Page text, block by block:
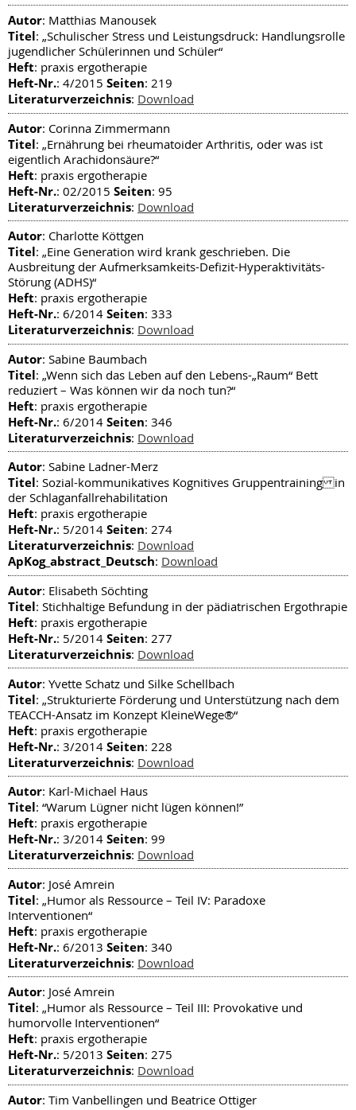
Autor: Matthias Manousek
Titel: „Schulischer Stress und Leistungsdruck: Handlungsrolle
jugendlicher Schülerinnen und Schüler“
Heft: praxis ergotherapie
Heft-Nr.: 4/2015 Seiten: 219
Literaturverzeichnis: Download
Autor: Corinna Zimmermann
Titel: „Ernährung bei rheumatoider Arthritis, oder was ist
eigentlich Arachidonsäure?“
Heft: praxis ergotherapie
Heft-Nr.: 02/2015 Seiten: 95
Literaturverzeichnis: Download
Autor: Charlotte Köttgen
Titel: „Eine Generation wird krank geschrieben. Die
Ausbreitung der Aufmerksamkeits-Defizit-Hyperaktivitäts-
Störung (ADHS)“
Heft: praxis ergotherapie
Heft-Nr.: 6/2014 Seiten: 333
Literaturverzeichnis: Download
Autor: Sabine Baumbach
Titel: „Wenn sich das Leben auf den Lebens-„Raum“ Bett
reduziert – Was können wir da noch tun?“
Heft: praxis ergotherapie
Heft-Nr.: 6/2014 Seiten: 346
Literaturverzeichnis: Download
Autor: Sabine Ladner-Merz
Titel: Sozial-kommunikatives Kognitives Gruppentraining in
der Schlaganfallrehabilitation
Heft: praxis ergotherapie
Heft-Nr.: 5/2014 Seiten: 274
Literaturverzeichnis: Download
ApKog_abstract_Deutsch: Download
Autor: Elisabeth Söchting
Titel: Stichhaltige Befundung in der pädiatrischen Ergothrapie
Heft: praxis ergotherapie
Heft-Nr.: 5/2014 Seiten: 277
Literaturverzeichnis: Download
Autor: Yvette Schatz und Silke Schellbach
Titel: „Strukturierte Förderung und Unterstützung nach dem
TEACCH-Ansatz im Konzept KleineWege®“
Heft: praxis ergotherapie
Heft-Nr.: 3/2014 Seiten: 228
Literaturverzeichnis: Download
Autor: Karl-Michael Haus
Titel: “Warum Lügner nicht lügen können!”
Heft: praxis ergotherapie
Heft-Nr.: 3/2014 Seiten: 99
Literaturverzeichnis: Download
Autor: José Amrein
Titel: „Humor als Ressource – Teil IV: Paradoxe
Interventionen“
Heft: praxis ergotherapie
Heft-Nr.: 6/2013 Seiten: 340
Literaturverzeichnis: Download
Autor: José Amrein
Titel: „Humor als Ressource – Teil III: Provokative und
humorvolle Interventionen“
Heft: praxis ergotherapie
Heft-Nr.: 5/2013 Seiten: 275
Literaturverzeichnis: Download
Autor: Tim Vanbellingen und Beatrice Ottiger